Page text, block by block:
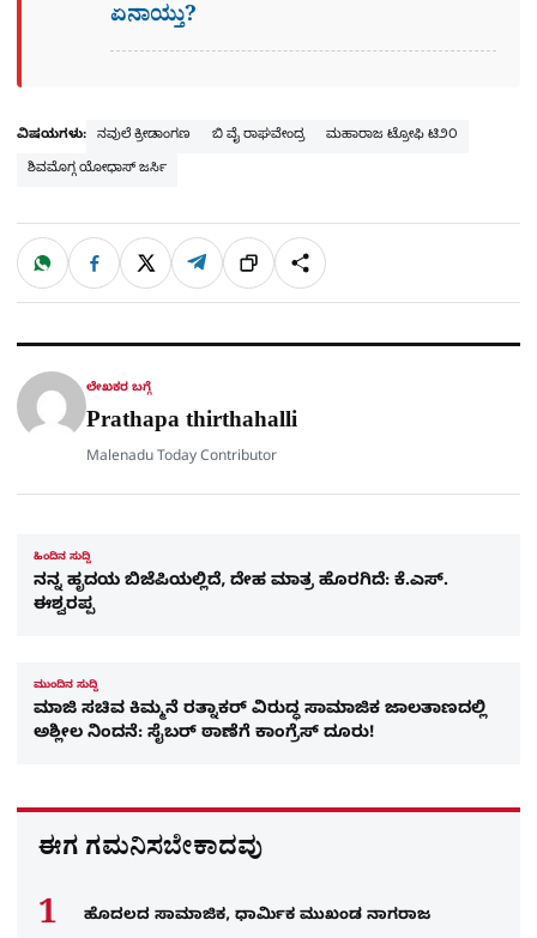
ಏನಾಯ್ತು?
ವಿಷಯಗಳು: ನವುಲೆ ಕ್ರೀಡಾಂಗಣ ಬಿ ವೈ ರಾಘವೇಂದ್ರ
ಮಹಾರಾಜ ಟ್ರೋಫಿ ಟಿ೨೦
ಶಿವಮೊಗ್ಗ ಯೋಧಾಸ್ ಜರ್ಸಿ
ಹಂಚಿಕೊಳ್ಳಿ
W
a
t
p
F
c
e
o
X T
l
e
a
ಲಿಂ
ಕ್
S
h
a
ಲೇಖಕರ ಬಗ್ಗೆ
Prathapa thirthahalli
Malenadu Today Contributor
ಹಿಂದಿನ ಸುದ್ದಿ
ನನ್ನ ಹೃದಯ ಬಿಜೆಪಿಯಲ್ಲಿದೆ, ದೇಹ ಮಾತ್ರ ಹೊರಗಿದೆ: ಕೆ.ಎಸ್​.
ಈಶ್ವರಪ್ಪ
ಮುಂದಿನ ಸುದ್ದಿ
ಮಾಜಿ ಸಚಿವ ಕಿಮ್ಮನೆ ರತ್ನಾಕರ್ ವಿರುದ್ಧ ಸಾಮಾಜಿಕ ಜಾಲತಾಣದಲ್ಲಿ
ಅಶ್ಲೀಲ ನಿಂದನೆ: ಸೈಬರ್ ಠಾಣೆಗೆ ಕಾಂಗ್ರೆಸ್ ದೂರು!
ಈಗ ಗಮನಿಸಬೇಕಾದವು
ಹೊದಲದ ಸಾಮಾಜಿಕ, ಧಾರ್ಮಿಕ ಮುಖಂಡ ನಾಗರಾಜ